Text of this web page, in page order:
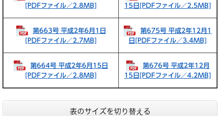
[PDFファイル／2.8MB]
15日[PDFファイル／2.5MB]
第663号 平成2年6月1日
[PDFファイル／2.7MB]
第675号 平成2年12月1
日[PDFファイル／3.4MB]
第664号 平成2年6月15日
[PDFファイル／2.8MB]
第676号 平成2年12月
15日[PDFファイル／4.2MB]
表のサイズを切り替える